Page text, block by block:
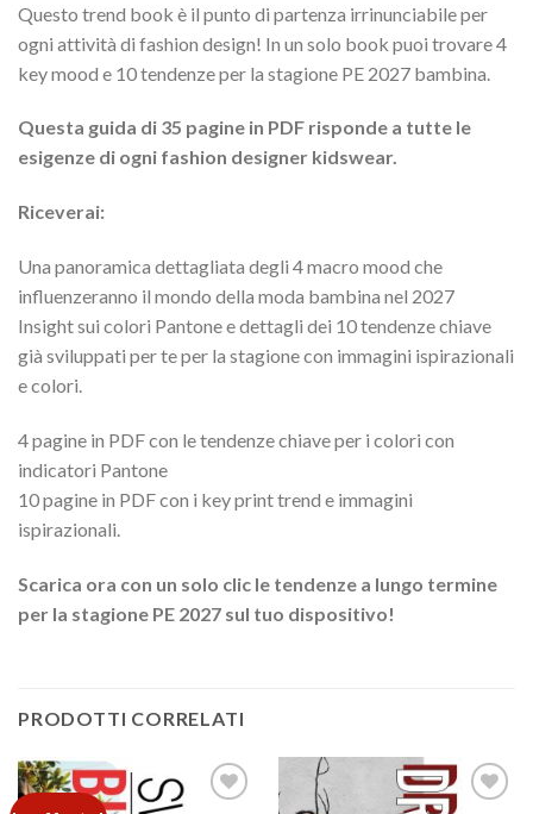
Questo trend book è il punto di partenza irrinunciabile per
ogni attività di fashion design! In un solo book puoi trovare 4
key mood e 10 tendenze per la stagione PE 2027 bambina.
Questa guida di 35 pagine in PDF risponde a tutte le
esigenze di ogni fashion designer kidswear.
Riceverai:
Una panoramica dettagliata degli 4 macro mood che
influenzeranno il mondo della moda bambina nel 2027
Insight sui colori Pantone e dettagli dei 10 tendenze chiave
già sviluppati per te per la stagione con immagini ispirazionali
e colori.
4 pagine in PDF con le tendenze chiave per i colori con
indicatori Pantone
10 pagine in PDF con i key print trend e immagini
ispirazionali.
Scarica ora con un solo clic le tendenze a lungo termine
per la stagione PE 2027 sul tuo dispositivo!
PRODOTTI CORRELATI